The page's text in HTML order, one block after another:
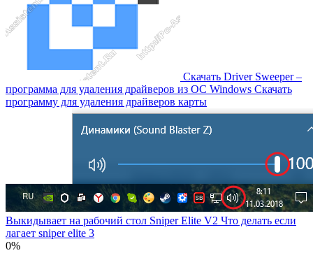
Скачать Driver Sweeper –
программа для удаления драйверов из OC Windows Скачать
программу для удаления драйверов карты
Выкидывает на рабочий стол Sniper Elite V2 Что делать если
лагает sniper elite 3
0%